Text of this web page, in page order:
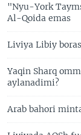
"Nyu-York
Al-Qoida emas
Liviya Libiy
Yaqin Sharq
aylanadimi?
Arab bahori